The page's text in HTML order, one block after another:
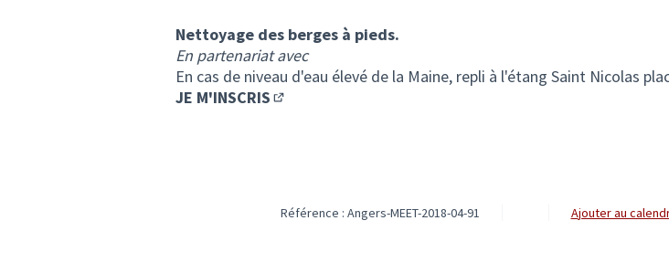
Nettoyage des berges à pieds.
En partenariat avec
En cas de niveau d'eau élevé de la Maine, repli à l'étang Saint Nicolas
JE M'INSCRIS
Référence : Angers-MEET-2018-04-91 Ajouter au